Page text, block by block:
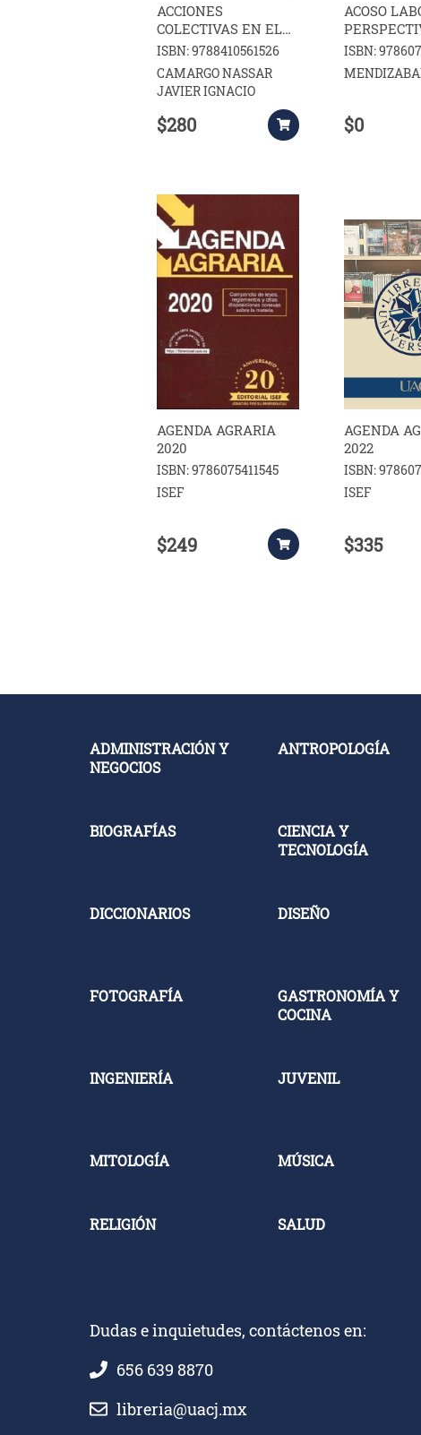
ACCIONES
COLECTIVAS EN EL
CODIGO NACIONAL
DE
PROCEDIMIENTOS
CIVILES Y
FAMILIARES
ISBN: 9788410561526
CAMARGO NASSAR
JAVIER IGNACIO
$280
ACOSO
ISBN:
$0
AGENDA AGRARIA
2020
ISBN: 9786075411545
ISEF
$249
AGENDA
2022
ISBN:
ISEF
$335
ADMINISTRACIÓN Y
NEGOCIOS
ANTROPOLOGÍA
BIOGRAFÍAS
CIENCIA Y
TECNOLOGÍA
DICCIONARIOS DISEÑO
FOTOGRAFÍA
GASTRONOMÍA Y
COCINA
INGENIERÍA JUVENIL
MITOLOGÍA MÚSICA
RELIGIÓN SALUD
Dudas e inquietudes, contáctenos en:
656 639 8870
libreria@uacj.mx